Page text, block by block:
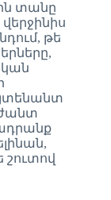
տանը
թե
շուտով